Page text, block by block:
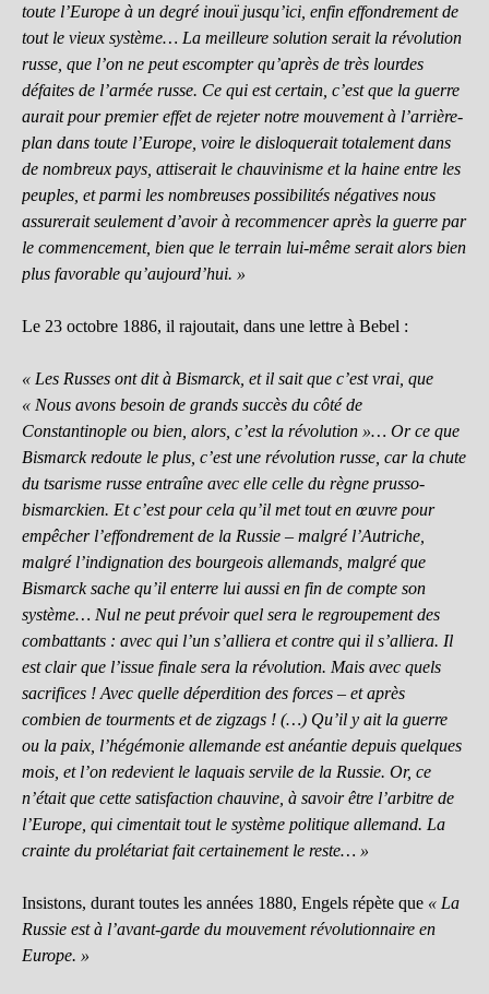
toute l’Europe à un degré inouï jusqu’ici, enfin effondrement de
tout le vieux système… La meilleure solution serait la révolution
russe, que l’on ne peut escompter qu’après de très lourdes
défaites de l’armée russe. Ce qui est certain, c’est que la guerre
aurait pour premier effet de rejeter notre mouvement à l’arrière-
plan dans toute l’Europe, voire le disloquerait totalement dans
de nombreux pays, attiserait le chauvinisme et la haine entre les
peuples, et parmi les nombreuses possibilités négatives nous
assurerait seulement d’avoir à recommencer après la guerre par
le commencement, bien que le terrain lui-même serait alors bien
plus favorable qu’aujourd’hui. »
Le 23 octobre 1886, il rajoutait, dans une lettre à Bebel :
« Les Russes ont dit à Bismarck, et il sait que c’est vrai, que
« Nous avons besoin de grands succès du côté de
Constantinople ou bien, alors, c’est la révolution »… Or ce que
Bismarck redoute le plus, c’est une révolution russe, car la chute
du tsarisme russe entraîne avec elle celle du règne prusso-
bismarckien. Et c’est pour cela qu’il met tout en œuvre pour
empêcher l’effondrement de la Russie – malgré l’Autriche,
malgré l’indignation des bourgeois allemands, malgré que
Bismarck sache qu’il enterre lui aussi en fin de compte son
système… Nul ne peut prévoir quel sera le regroupement des
combattants : avec qui l’un s’alliera et contre qui il s’alliera. Il
est clair que l’issue finale sera la révolution. Mais avec quels
sacrifices ! Avec quelle déperdition des forces – et après
combien de tourments et de zigzags ! (…) Qu’il y ait la guerre
ou la paix, l’hégémonie allemande est anéantie depuis quelques
mois, et l’on redevient le laquais servile de la Russie. Or, ce
n’était que cette satisfaction chauvine, à savoir être l’arbitre de
l’Europe, qui cimentait tout le système politique allemand. La
crainte du prolétariat fait certainement le reste… »
Insistons, durant toutes les années 1880, Engels répète que « La
Russie est à l’avant-garde du mouvement révolutionnaire en
Europe. »